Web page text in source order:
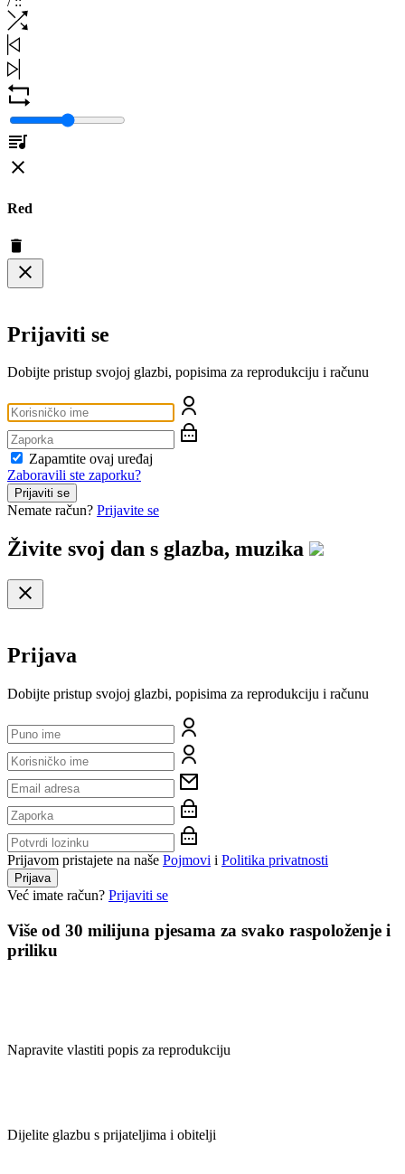
Red
Prijaviti se
Dobijte pristup svojoj glazbi, popisima za reprodukciju i računu
Zapamtite ovaj uređaj
Zaboravili ste zaporku?
Prijaviti se
Nemate račun? Prijavite se
Živite svoj dan s glazba, muzika
Prijava
Dobijte pristup svojoj glazbi, popisima za reprodukciju i računu
Prijavom pristajete na naše Pojmovi i Politika privatnosti
Prijava
Već imate račun? Prijaviti se
Više od 30 milijuna pjesama za svako raspoloženje i
priliku
Napravite vlastiti popis za reprodukciju
Dijelite glazbu s prijateljima i obitelji